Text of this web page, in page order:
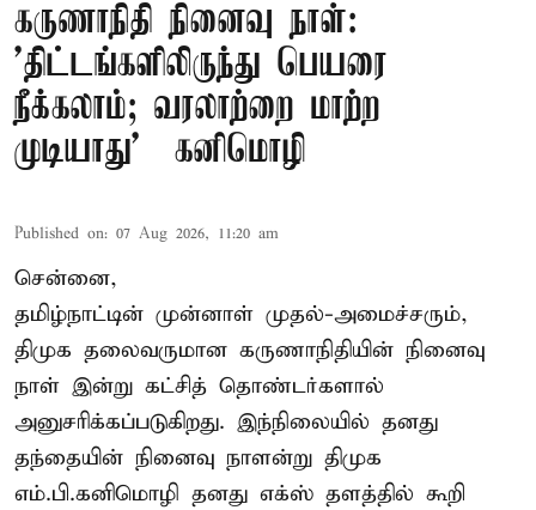
கருணாநிதி நினைவு நாள்:
'திட்டங்களிலிருந்து பெயரை
நீக்கலாம்; வரலாற்றை மாற்ற
முடியாது' – கனிமொழி
Published on: 07 Aug 2026, 11:20 am
சென்னை,
தமிழ்நாட்டின் முன்னாள் முதல்-அமைச்சரும்,
திமுக தலைவருமான கருணாநிதியின் நினைவு
நாள் இன்று கட்சித் தொண்டர்களால்
அனுசரிக்கப்படுகிறது. இந்நிலையில் தனது
தந்தையின் நினைவு நாளன்று திமுக
எம்.பி.கனிமொழி தனது எக்ஸ் தளத்தில் கூறி